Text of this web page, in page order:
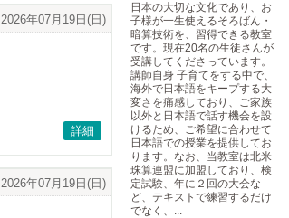
2026年07月19日(日)
詳細
2026年07月19日(日)
日本の大切な文化であり、お
子様が一生使えるそろばん・
暗算技術を、習得できる教室
です。現在20名の生徒さんが
受講してくださっています。
講師自身 子育てをする中で、
海外で日本語をキープする大
変さを痛感しており、ご家族
以外と日本語で話す機会を設
けるため、ご希望に合わせて
日本語での授業を提供してお
ります。なお、当教室は北米
珠算連盟に加盟しており、検
定試験、年に２回の大会な
ど、テキストで練習するだけ
でなく、...